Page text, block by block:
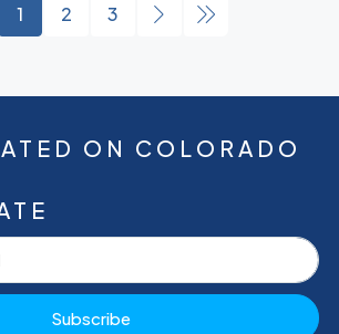
1 2 3
ON COLORADO
Subscribe